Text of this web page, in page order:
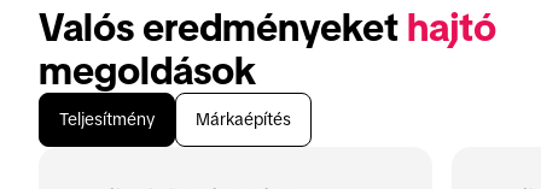
Valós eredményeket hajtó
megoldások
Teljesítmény Márkaépítés